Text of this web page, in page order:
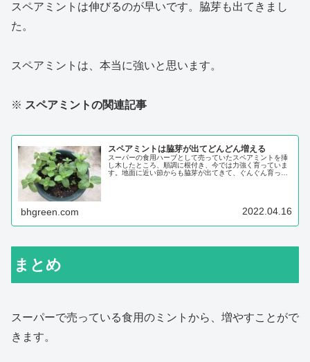
スペアミントは伸びるのが早いです。脇芽も出てきまし
た。
スペアミントは、本当に強いと思います。
※ スペアミントの関連記事
スペアミントは脇芽が出てどんどん増える
スーパーの食用ハーブとして売っていたスペアミントを挿
し木したところ、順調に根付き、今では力強く育っていま
す。地面に近い節からも脇芽が出てきて、ぐんぐん育って
bhgreen.com 2022.04.16
まとめ
スーパーで売っている食用のミントから、増やすことがで
きます。